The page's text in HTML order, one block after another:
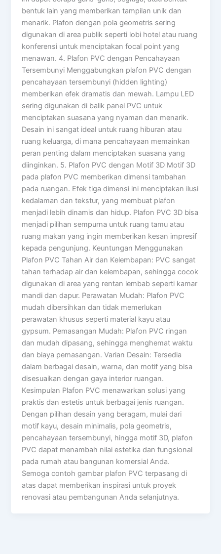
bentuk lain yang memberikan tampilan unik dan
menarik. Plafon dengan pola geometris sering
digunakan di area publik seperti lobi hotel atau ruang
konferensi untuk menciptakan focal point yang
menawan. 4. Plafon PVC dengan Pencahayaan
Tersembunyi Menggabungkan plafon PVC dengan
pencahayaan tersembunyi (hidden lighting)
memberikan efek dramatis dan mewah. Lampu LED
sering digunakan di balik panel PVC untuk
menciptakan suasana yang nyaman dan menarik.
Desain ini sangat ideal untuk ruang hiburan atau
ruang keluarga, di mana pencahayaan memainkan
peran penting dalam menciptakan suasana yang
diinginkan. 5. Plafon PVC dengan Motif 3D Motif 3D
pada plafon PVC memberikan dimensi tambahan
pada ruangan. Efek tiga dimensi ini menciptakan ilusi
kedalaman dan tekstur, yang membuat plafon
menjadi lebih dinamis dan hidup. Plafon PVC 3D bisa
menjadi pilihan sempurna untuk ruang tamu atau
ruang makan yang ingin memberikan kesan impresif
kepada pengunjung. Keuntungan Menggunakan
Plafon PVC Tahan Air dan Kelembapan: PVC sangat
tahan terhadap air dan kelembapan, sehingga cocok
digunakan di area yang rentan lembab seperti kamar
mandi dan dapur. Perawatan Mudah: Plafon PVC
mudah dibersihkan dan tidak memerlukan
perawatan khusus seperti material kayu atau
gypsum. Pemasangan Mudah: Plafon PVC ringan
dan mudah dipasang, sehingga menghemat waktu
dan biaya pemasangan. Varian Desain: Tersedia
dalam berbagai desain, warna, dan motif yang bisa
disesuaikan dengan gaya interior ruangan.
Kesimpulan Plafon PVC menawarkan solusi yang
praktis dan estetis untuk berbagai jenis ruangan.
Dengan pilihan desain yang beragam, mulai dari
motif kayu, desain minimalis, pola geometris,
pencahayaan tersembunyi, hingga motif 3D, plafon
PVC dapat menambah nilai estetika dan fungsional
pada rumah atau bangunan komersial Anda.
Semoga contoh gambar plafon PVC terpasang di
atas dapat memberikan inspirasi untuk proyek
renovasi atau pembangunan Anda selanjutnya.